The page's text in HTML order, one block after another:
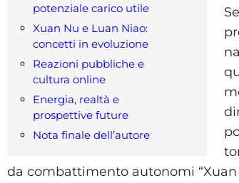
potenziale carico utile
Xuan Nu e Luan Niao:
concetti in evoluzione
Reazioni pubbliche e
cultura online
Energia, realtà e
prospettive future
Nota finale dell’autore
da combattimento autonomi